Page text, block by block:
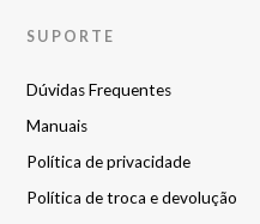
SUPORTE
Dúvidas Frequentes
Manuais
Política de privacidade
Política de troca e devolução